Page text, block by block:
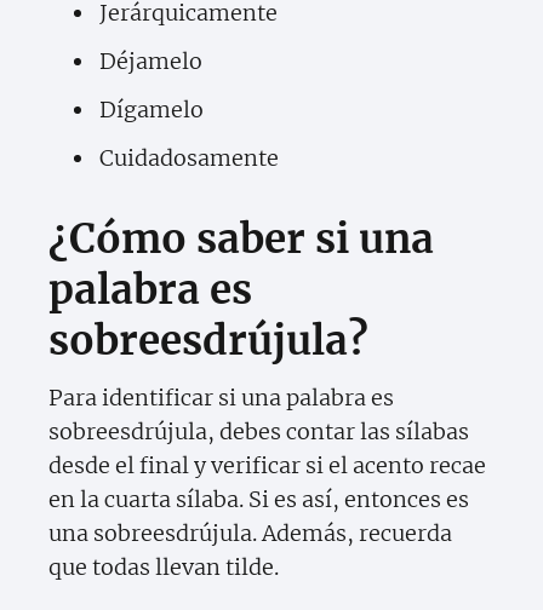
Jerárquicamente
Déjamelo
Dígamelo
Cuidadosamente
¿Cómo saber si una
palabra es
sobreesdrújula?
Para identificar si una palabra es
sobreesdrújula, debes contar las sílabas
desde el final y verificar si el acento recae
en la cuarta sílaba. Si es así, entonces es
una sobreesdrújula. Además, recuerda
que todas llevan tilde.